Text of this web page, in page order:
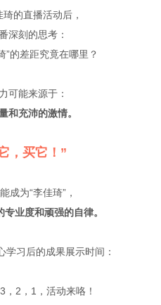
的直播活动后，
深刻的思考：
”的差距究竟在哪里？
可能来源于：
和充沛的激情。
，买它！”
成为“李佳琦”，
业度和顽强的自律。
学习后的成果展示时间：
，2，1，活动来咯！